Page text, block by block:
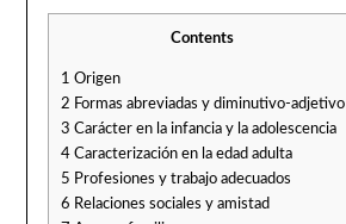
Contents
1 Origen
2 Formas abreviadas y diminutivo-adjetivo
3 Carácter en la infancia y la adolescencia
4Caracterización en la edad adulta
5 Profesiones y trabajo adecuados
6 Relaciones sociales y amistad